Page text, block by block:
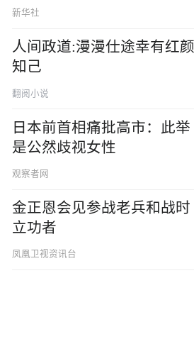
新华社
人间政道:漫漫仕途幸有红颜
知己
翻阅小说
日本前首相痛批高市：此举
是公然歧视女性
观察者网
金正恩会见参战老兵和战时
立功者
凤凰卫视资讯台